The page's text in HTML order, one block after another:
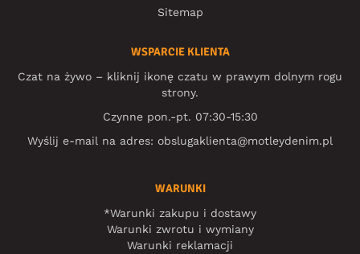
Sitemap
WSPARCIE KLIENTA
Czat na żywo – kliknij ikonę czatu w prawym dolnym rogu
strony.
Czynne pon.-pt. 07:30-15:30
Wyślij e-mail na adres: obslugaklienta@motleydenim.pl
WARUNKI
*Warunki zakupu i dostawy
Warunki zwrotu i wymiany
Warunki reklamacji